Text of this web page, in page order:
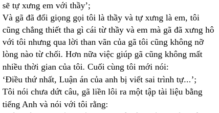
sẽ tự xưng em với thầy’;
Và gã đã đổi giọng gọi tôi là thầy và tự xưng là em, tôi
cũng chẳng thiết tha gì cái từ thầy và em mà gã đã xưng hô
với tôi nhưng qua lời than vãn của gã tôi cũng không nỡ
lòng nào từ chối. Hơn nữa việc giúp gã cũng không mất
nhiều thời gian của tôi. Cuối cùng tôi mới nói:
‘Điều thứ nhất, Luận án của anh bị viết sai trình tự...’;
Tôi nói chưa dứt câu, gã liền lôi ra một tập tài liệu bằng
tiếng Anh và nói với tôi rằng: